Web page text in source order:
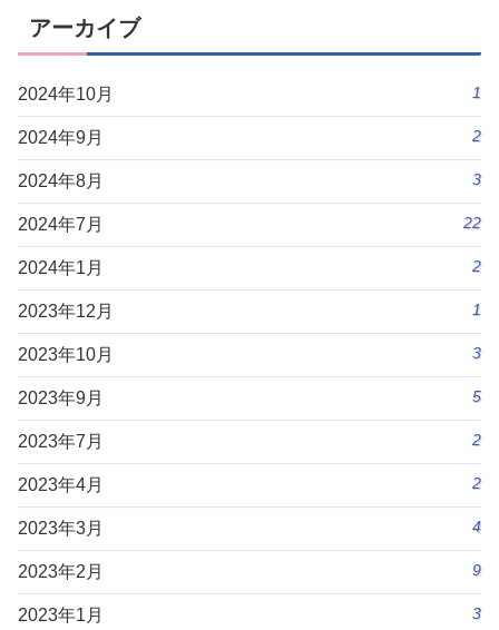
アーカイブ
2024年10月 1
2024年9月 2
2024年8月 3
2024年7月 22
2024年1月 2
2023年12月 1
2023年10月 3
2023年9月 5
2023年7月 2
2023年4月 2
2023年3月 4
2023年2月 9
2023年1月 3